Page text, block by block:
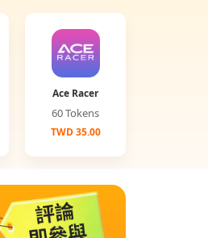
Ace Racer
60 Tokens
TWD 35.00